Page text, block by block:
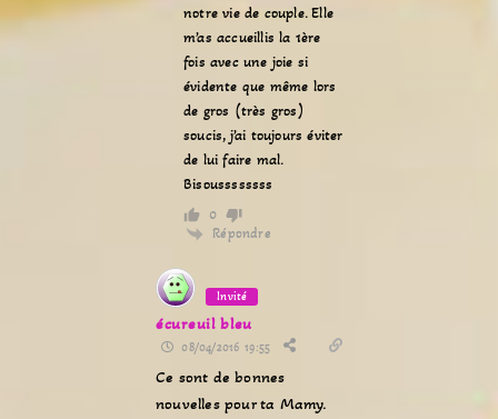
notre vie de couple. Elle
m’as accueillis la 1ère
fois avec une joie si
évidente que même lors
de gros (très gros)
soucis, j’ai toujours éviter
de lui faire mal.
Bisoussssssss
0
Répondre
Invité
écureuil bleu
08/04/2016 19:55
Ce sont de bonnes
nouvelles pour ta Mamy.